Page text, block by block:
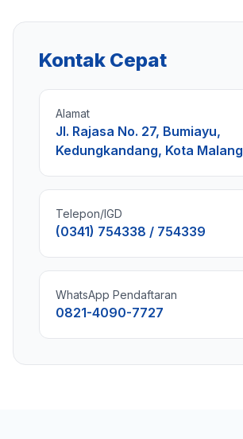
Kontak Cepat
Alamat
Jl. Rajasa No. 27, Bumiayu,
Kedungkandang, Kota Malang
Telepon/IGD
(0341) 754338 / 754339
WhatsApp Pendaftaran
0821-4090-7727